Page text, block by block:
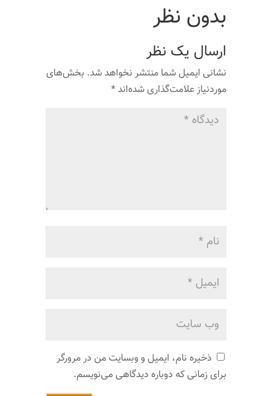
بدون نظر
ارسال یک نظر
نشانی ایمیل شما منتشر نخواهد شد. بخش‌های
موردنیاز علامت‌گذاری شده‌اند*
ذخیره نام، ایمیل و وبسایت من در مرورگر
برای زمانی که دوباره دیدگاهی می‌نویسم.